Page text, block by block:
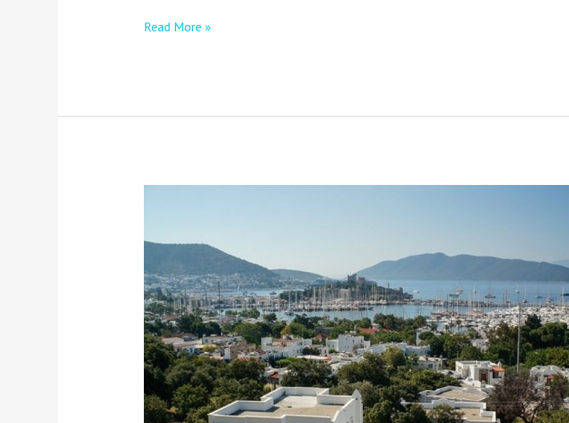
Read More »
Gerekenler:
İpuçları
ve
Öneriler